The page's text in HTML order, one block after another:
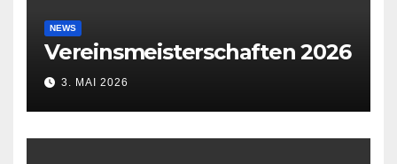
NEWS
Vereinsmeisterschaften 2026
3. MAI 2026